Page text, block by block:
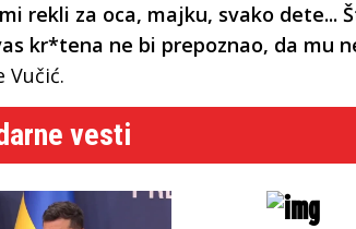
rekli za oca, majku, svako dete...
kr*tena ne bi prepoznao, da mu
Vučić.
vesti